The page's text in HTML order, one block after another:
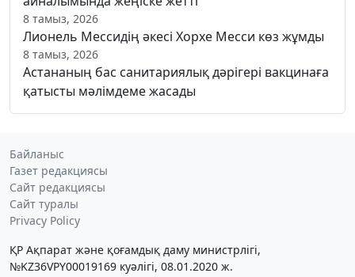
8 тамыз, 2026
Лионель Мессидің әкесі Хорхе Месси көз жұмды
8 тамыз, 2026
Астананың бас санитариялық дәрігері вакцинаға
қатысты мәлімдеме жасады
Байланыс
Газет редакциясы
Сайт редакциясы
Сайт туралы
Privacy Policy
ҚР Ақпарат және қоғамдық даму министрлігі,
№KZ36VPY00019169 куәлігі, 08.01.2020 ж.